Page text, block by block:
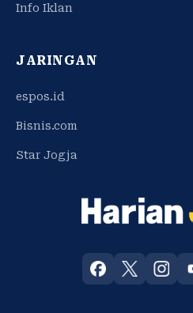
Info Iklan
JARINGAN
espos.id
Bisnis.com
Star Jogja